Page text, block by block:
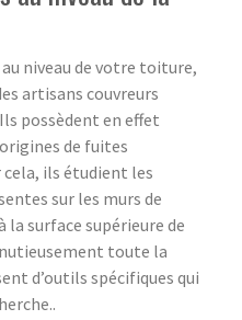
niveau de votre toiture,
artisans couvreurs
possèdent en effet
de fuites
ils étudient les
sur les murs de
surface supérieure de
toute la
d’outils spécifiques qui